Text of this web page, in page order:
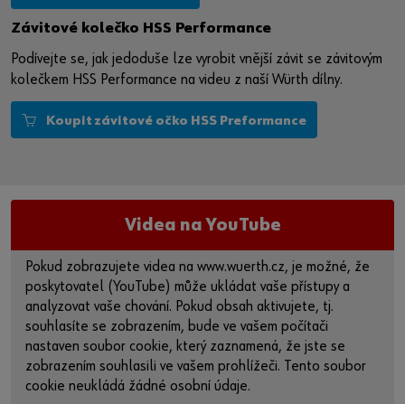
Závitové kolečko HSS Performance
Podívejte se, jak jedoduše lze vyrobit vnější závit se závitovým
kolečkem HSS Performance na videu z naší Würth dílny.
Koupit závitové očko HSS Preformance
Videa na YouTube
Pokud zobrazujete videa na www.wuerth.cz, je možné, že
poskytovatel (YouTube) může ukládat vaše přístupy a
analyzovat vaše chování. Pokud obsah aktivujete, tj.
souhlasíte se zobrazením, bude ve vašem počítači
nastaven soubor cookie, který zaznamená, že jste se
zobrazením souhlasili ve vašem prohlížeči. Tento soubor
cookie neukládá žádné osobní údaje.